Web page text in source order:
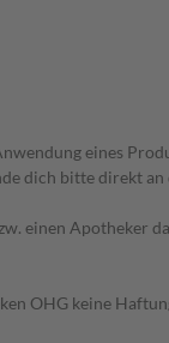
eines
dich bitte direkt
einen Apotheker
OHG keine